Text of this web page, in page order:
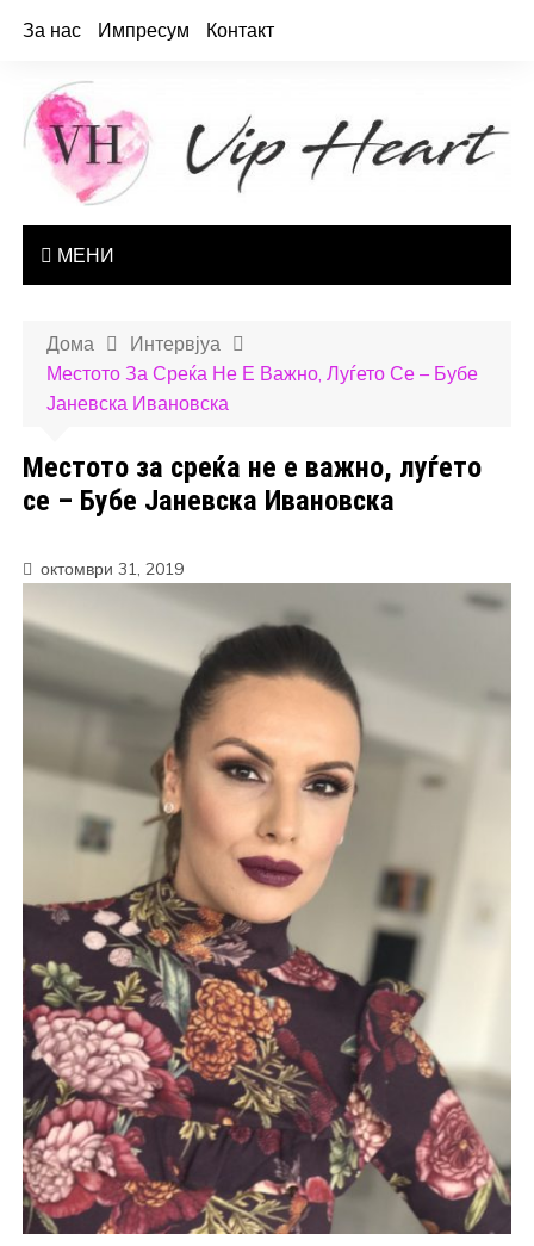
За нас Импресум Контакт
МЕНИ
Дома
Интервјуа
Местото За Среќа Не Е Важно, Луѓето Се – Бубе
Јаневска Ивановска
Местото за среќа не е важно, луѓето
се – Бубе Јаневска Ивановска
октомври 31, 2019